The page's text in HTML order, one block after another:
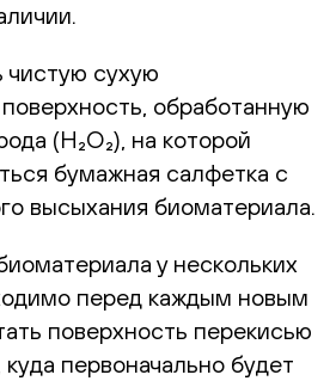
сухую
обработанную
(H₂O₂), на которой
бумажная салфетка с
высыхания биоматериала.
у нескольких
перед каждым новым
поверхность перекисью
куда первоначально будет